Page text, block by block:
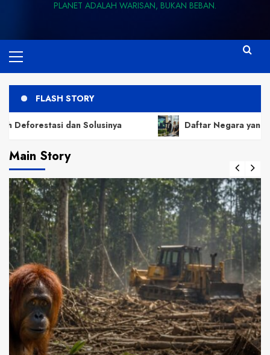
PLANET ADALAH WARISAN, BUKAN BEBAN.
Menu
FLASH STORY
dan Solusinya Daftar Negara yang Paling
Main Story